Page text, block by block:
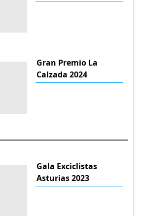
Gran Premio La
Calzada 2024
Gala Exciclistas
Asturias 2023